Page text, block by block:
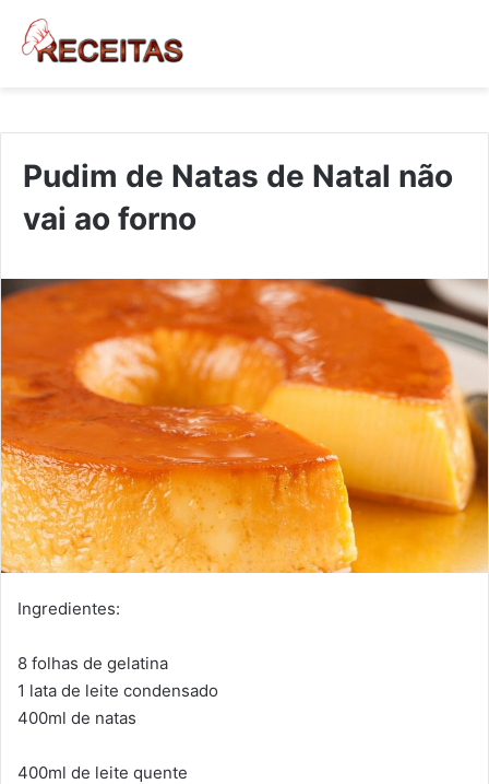
Pudim de Natas de Natal não
vai ao forno
Ingredientes:
8 folhas de gelatina
1 lata de leite condensado
400ml de natas
400ml de leite quente